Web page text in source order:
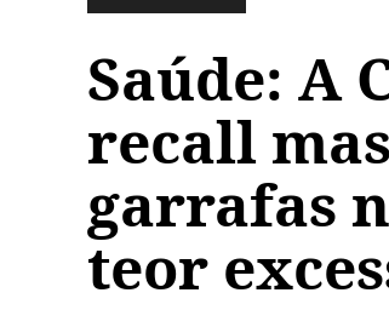
Saúde: A
recall
garrafas
teor